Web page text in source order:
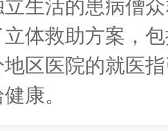
生活的患病僧众
体救助方案，
区医院的就医
康。